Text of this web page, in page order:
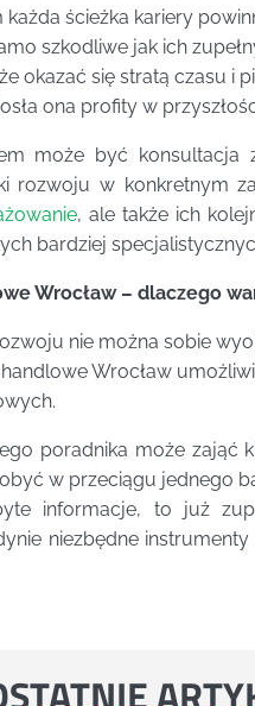
każda ścieżka kariery
szkodliwe jak ich
okazać się stratą czasu i
ona profity w
może być
rozwoju w konkretnym
, ale także ich
bardziej
Wrocław – dlaczego
nie można sobie
Wrocław
poradnika może zająć
w przeciągu jednego
informacje, to już
niezbędne